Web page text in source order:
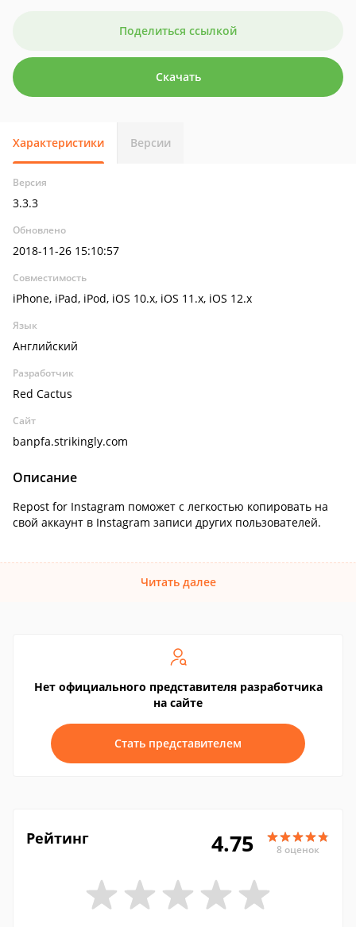
Поделиться ссылкой
Скачать
Характеристики Версии
Версия
3.3.3
Обновлено
2018-11-26 15:10:57
Совместимость
iPhone, iPad, iPod, iOS 10.x, iOS 11.x, iOS 12.x
Язык
Английский
Разработчик
Red Cactus
Сайт
banpfa.strikingly.com
Описание
Repost for Instagram поможет с легкостью копировать на
свой аккаунт в Instagram записи других пользователей.
Читать далее
Нет официального представителя разработчика
на сайте
Стать представителем
Рейтинг 4.75 8 оценок